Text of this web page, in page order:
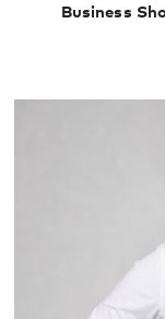
Business